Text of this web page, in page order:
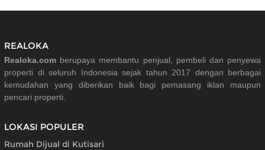
REALOKA
Realoka.com berupaya membantu penjual, pembeli dan penyewa
properti di seluruh Indonesia sejak tahun 2017 dengan berbagai
kemudahan yang diberikan baik bagi pemasang iklan maupun
pencari properti.
LOKASI POPULER
Rumah Dijual di Kutisari